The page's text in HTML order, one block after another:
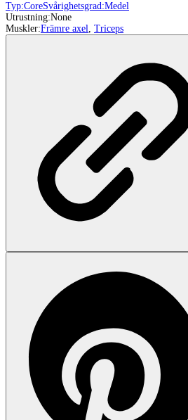
Typ:CoreSvårighetsgrad:Medel
Utrustning:None
Muskler:Främre axel, Triceps